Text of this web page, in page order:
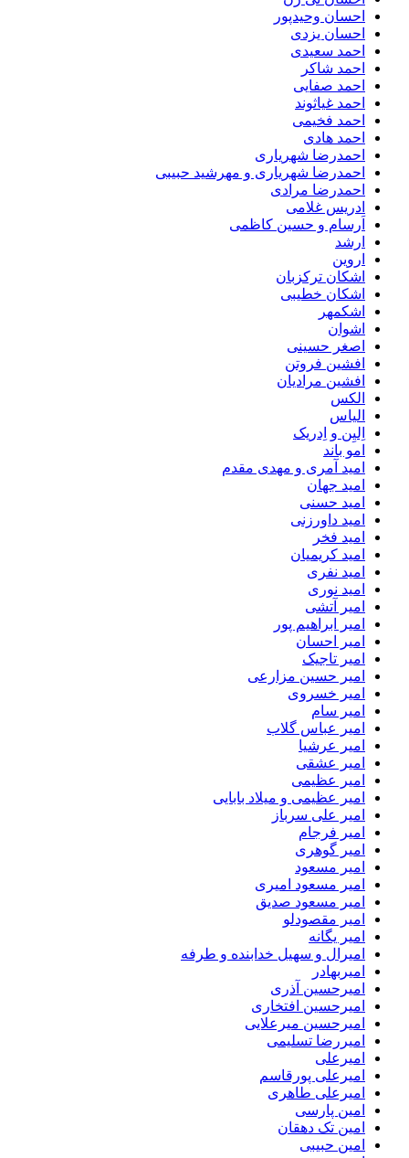
احسان وحیدپور
احسان یزدی
احمد سعیدی
احمد شاکر
احمد صفایی
احمد غیاثوند
احمد فخیمی
احمد هادی
احمدرضا شهریاری
احمدرضا شهریاری و مهرشید حبیبی
احمدرضا مرادی
ادریس غلامی
اَرسام و حسین کاظمی
ارشد
اروین
اشکان ترکزبان
اشکان خطیبی
اشکمهر
اشوان
اصغر حسینی
افشین فروتن
افشین مرادیان
الکس
الیاس
اِلیِن و اِدریک
امو باند
امید آمری و مهدی مقدم
امید جهان
امید حسنی
امید داورزنی
امید فخر
امید کریمیان
امید نفری
امید نوری
امیر آتشی
امیر ابراهیم پور
امیر احسان
امیر تاجیک
امیر حسین مزارعی
امیر خسروی
امیر سام
امیر عباس گلاب
امیر عرشیا
امیر عشقی
امیر عظیمی
امیر عظیمی و میلاد بابایی
امیر علی سرباز
امیر فرجام
امیر گوهری
امیر مسعود
امیر مسعود امیری
امیر مسعود صدیق
امیر مقصودلو
امیر یگانه
امیرال و سهیل خدابنده و طرفه
امیربهادر
امیرحسین آذری
امیرحسین افتخاری
امیرحسین میرعلایی
امیررضا تسلیمی
امیرعلی
امیرعلی پورقاسم
امیرعلی طاهری
امین پارسی
امین تک دهقان
امین حبیبی